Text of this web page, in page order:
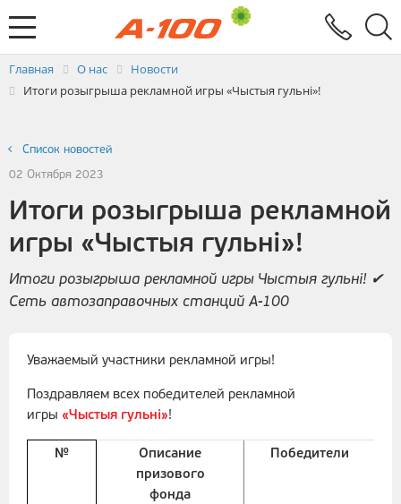
Услуги
Электронный документооборот
Заявка на выставление ЭСЧФ
Главная О нас
Новости
Итоги розыгрыша рекламной игры «Чыстыя гульні»!
Список новостей
02 Октября 2023
Итоги розыгрыша рекламной
игры «Чыстыя гульні»!
Итоги розыгрыша рекламной игры Чыстыя гульні! ✔
Сеть автозаправочных станций А-100
Уважаемый участники рекламной игры!
Поздравляем всех победителей рекламной
игры «Чыстыя гульні»!
№
Описание
призового
фонда
Победители